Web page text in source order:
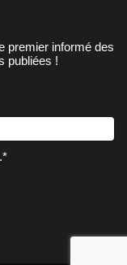
premier informé des
publiées !
.*